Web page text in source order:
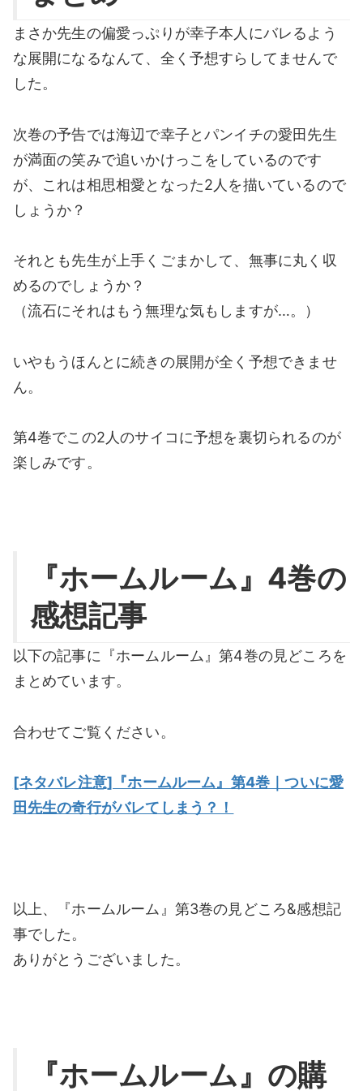
まさか先生の偏愛っぷりが幸子本人にバレるよう
な展開になるなんて、全く予想すらしてませんで
した。
次巻の予告では海辺で幸子とパンイチの愛田先生
が満面の笑みで追いかけっこをしているのです
が、これは相思相愛となった2人を描いているので
しょうか？
それとも先生が上手くごまかして、無事に丸く収
めるのでしょうか？
（流石にそれはもう無理な気もしますが…。）
いやもうほんとに続きの展開が全く予想できませ
ん。
第4巻でこの2人のサイコに予想を裏切られるのが
楽しみです。
『ホームルーム』4巻の
感想記事
以下の記事に『ホームルーム』第4巻の見どころを
まとめています。
合わせてご覧ください。
[ネタバレ注意]『ホームルーム』第4巻｜ついに愛
田先生の奇行がバレてしまう？！
以上、『ホームルーム』第3巻の見どころ&感想記
事でした。
ありがとうございました。
『ホームルーム』の購